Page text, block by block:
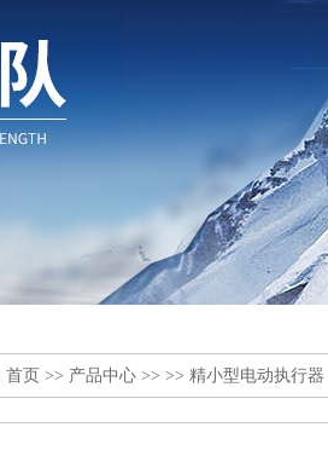
首页 >> 产品中心 >> >> 精小型电动执行器